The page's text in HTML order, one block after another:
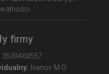
firmy
3539460557
Ivanov M.O.